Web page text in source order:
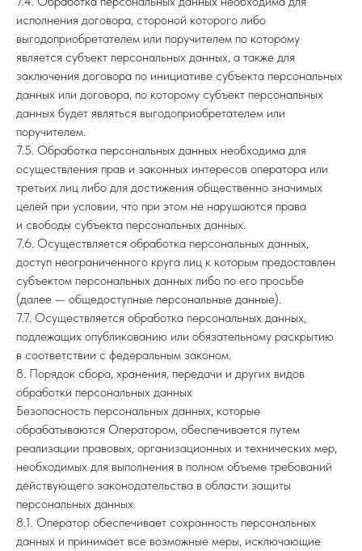
исполнения договора, стороной которого либо
выгодоприобретателем или поручителем по которому
является субъект персональных данных, а также для
заключения договора по инициативе субъекта персональных
данных или договора, по которому субъект персональных
данных будет являться выгодоприобретателем или
поручителем.
7.5. Обработка персональных данных необходима для
осуществления прав и законных интересов оператора или
третьих лиц либо для достижения общественно значимых
целей при условии, что при этом не нарушаются права
и свободы субъекта персональных данных.
7.6. Осуществляется обработка персональных данных,
доступ неограниченного круга лиц к которым предоставлен
субъектом персональных данных либо по его просьбе
(далее — общедоступные персональные данные).
7.7. Осуществляется обработка персональных данных,
подлежащих опубликованию или обязательному раскрытию
в соответствии с федеральным законом.
8. Порядок сбора, хранения, передачи и других видов
обработки персональных данных
Безопасность персональных данных, которые
обрабатываются Оператором, обеспечивается путем
реализации правовых, организационных и технических мер,
необходимых для выполнения в полном объеме требований
действующего законодательства в области защиты
персональных данных.
8.1. Оператор обеспечивает сохранность персональных
данных и принимает все возможные меры, исключающие